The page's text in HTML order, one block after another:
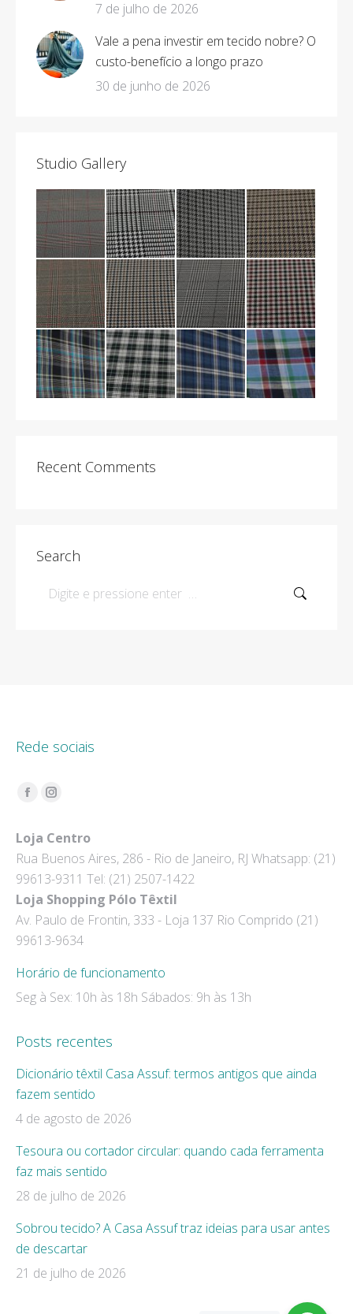
7 de julho de 2026
Vale a pena investir em tecido nobre? O
custo-benefício a longo prazo
30 de junho de 2026
Studio Gallery
Recent Comments
Search
Search:
Rede sociais
Encontre-nos em:
Facebook
opens
in
new
window
Instagram
opens
in
new
window
Loja Centro
Rua Buenos Aires, 286 - Rio de Janeiro, RJ Whatsapp: (21)
99613-9311 Tel: (21) 2507-1422
Loja Shopping Pólo Têxtil
Av. Paulo de Frontin, 333 - Loja 137 Rio Comprido (21)
99613-9634
Horário de funcionamento
Seg à Sex: 10h às 18h Sábados: 9h às 13h
Posts recentes
Dicionário têxtil Casa Assuf: termos antigos que ainda
fazem sentido
4 de agosto de 2026
Tesoura ou cortador circular: quando cada ferramenta
faz mais sentido
28 de julho de 2026
Sobrou tecido? A Casa Assuf traz ideias para usar antes
de descartar
21 de julho de 2026